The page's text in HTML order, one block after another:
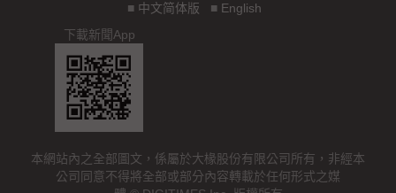
■ 中文简体版 ■ English
下載新聞App
本網站內之全部圖文，係屬於大椽股份有限公司所有，非經本
公司同意不得將全部或部分內容轉載於任何形式之媒